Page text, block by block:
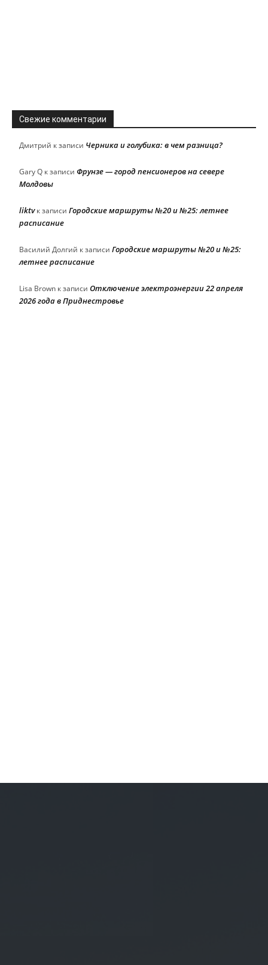
Свежие комментарии
Дмитрий к записи Черника и голубика: в чем разница?
Gary Q к записи Фрунзе — город пенсионеров на севере
Молдовы
liktvк записи Городские маршруты №20 и №25: летнее
расписание
Василий Долгий к записи Городские маршруты №20 и №25:
летнее расписание
Lisa Brown к записи Отключение электроэнергии 22 апреля
2026 года в Приднестровье